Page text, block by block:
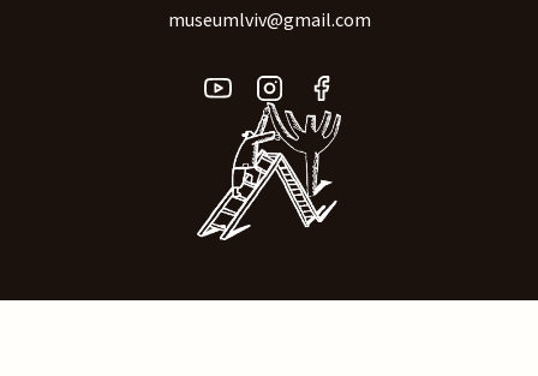
museumlviv@gmail.com